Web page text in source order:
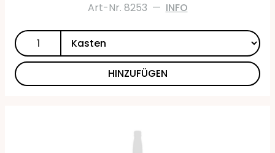
Art-Nr. 8253 — INFO
HINZUFÜGEN